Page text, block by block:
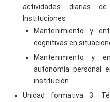
actividades diarias
Instituciones
Mantenimiento y
cognitivas en
Mantenimiento y
autonomía personal
institución
Unidad formativa 3.